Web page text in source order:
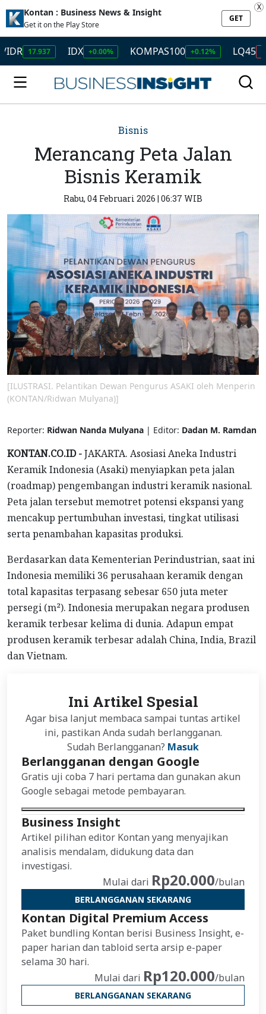
Kontan : Business News & Insight
Get it on the Play Store
GET
X
IDX +0.00% KOMPAS100 +0.12% LQ45 -0.01%
Bisnis
Merancang Peta Jalan
Bisnis Keramik
Rabu, 04 Februari 2026 | 06:37 WIB
[ILUSTRASI. Pelantikan Dewan Pengurus ASAKI oleh Menperin
(KONTAN/Ridwan Mulyana)]
Reporter: Ridwan Nanda Mulyana | Editor: Dadan M. Ramdan
KONTAN.CO.ID -JAKARTA. Asosiasi Aneka Industri
Keramik Indonesia (Asaki) menyiapkan peta jalan
(roadmap) pengembangan industri keramik nasional.
Peta jalan tersebut memotret potensi ekspansi yang
mencakup pertumbuhan investasi, tingkat utilisasi
serta penambahan kapasitas produksi.
Berdasarkan data Kementerian Perindustrian, saat ini
Indonesia memiliki 36 perusahaan keramik dengan
total kapasitas terpasang sebesar 650 juta meter
persegi (m²). Indonesia merupakan negara produsen
keramik terbesar kelima di dunia. Adapun empat
produsen keramik terbesar adalah China, India, Brazil
dan Vietnam.
Ini Artikel Spesial
Agar bisa lanjut membaca sampai tuntas artikel
ini, pastikan Anda sudah berlangganan.
Sudah Berlangganan? Masuk
Berlangganan dengan Google
Gratis uji coba 7 hari pertama dan gunakan akun
Google sebagai metode pembayaran.
Business Insight
Artikel pilihan editor Kontan yang menyajikan
analisis mendalam, didukung data dan
investigasi.
Mulai dari Rp20.000/bulan
BERLANGGANAN SEKARANG
Kontan Digital Premium Access
Paket bundling Kontan berisi Business Insight, e-
paper harian dan tabloid serta arsip e-paper
selama 30 hari.
Mulai dari Rp120.000/bulan
BERLANGGANAN SEKARANG